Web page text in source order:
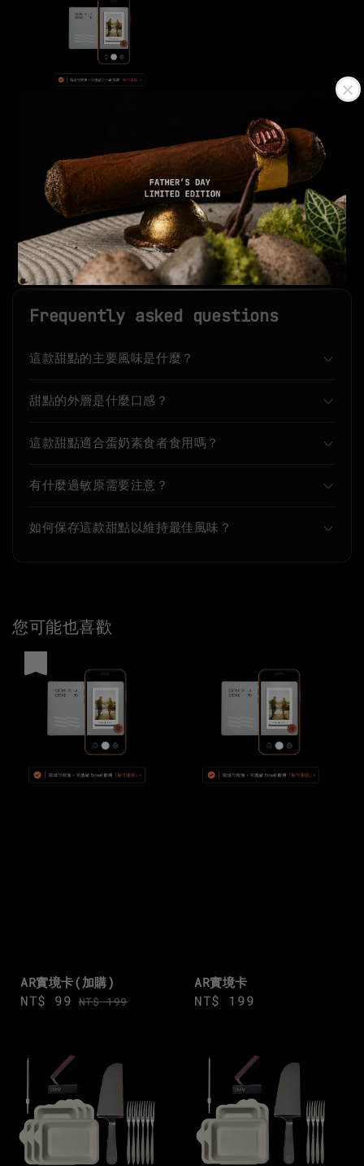
NT$ 199
- +
加入購物車
Frequently asked questions
這款甜點的主要風味是什麼？
甜點的外層是什麼口感？
這款甜點適合蛋奶素食者食用嗎？
有什麼過敏原需要注意？
如何保存這款甜點以維持最佳風味？
您可能也喜歡
AR實境卡(加購)
Sale
NT$ 99 Regular
NT$ 199
AR實境卡
Regular
NT$ 199